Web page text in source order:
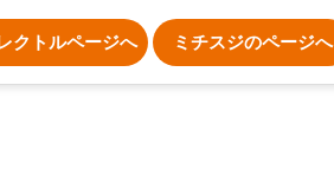
クトルページへ ミチスジのページへ